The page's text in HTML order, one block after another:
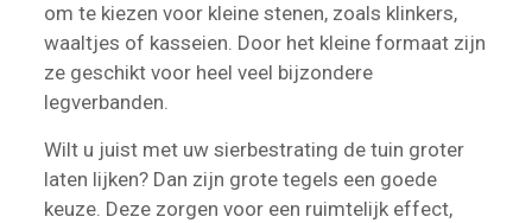
om te kiezen voor kleine stenen, zoals klinkers,
waaltjes of kasseien. Door het kleine formaat zijn
ze geschikt voor heel veel bijzondere
legverbanden.
Wilt u juist met uw sierbestrating de tuin groter
laten lijken? Dan zijn grote tegels een goede
keuze. Deze zorgen voor een ruimtelijk effect,